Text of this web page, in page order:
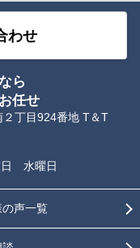
わせ
ら
任せ
２丁目924番地 T＆T
日 水曜日
の声一覧